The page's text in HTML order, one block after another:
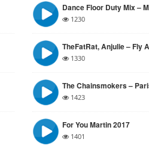
Dance Floor Duty Mix –
1230
TheFatRat, Anjulie – Fly
1330
The Chainsmokers –
1423
For You Martin 2017
1401